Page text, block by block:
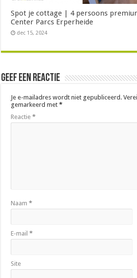
Spot je cottage | 4 persoons
Center Parcs Erperheide
dec 15, 2024
Geef een reactie
Je e-mailadres wordt niet gepubliceerd.
gemarkeerd met*
Reactie*
Naam*
E-mail*
Site